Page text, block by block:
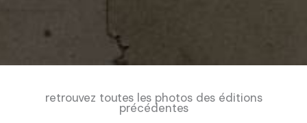
retrouvez toutes les photos des éditions
précédentes